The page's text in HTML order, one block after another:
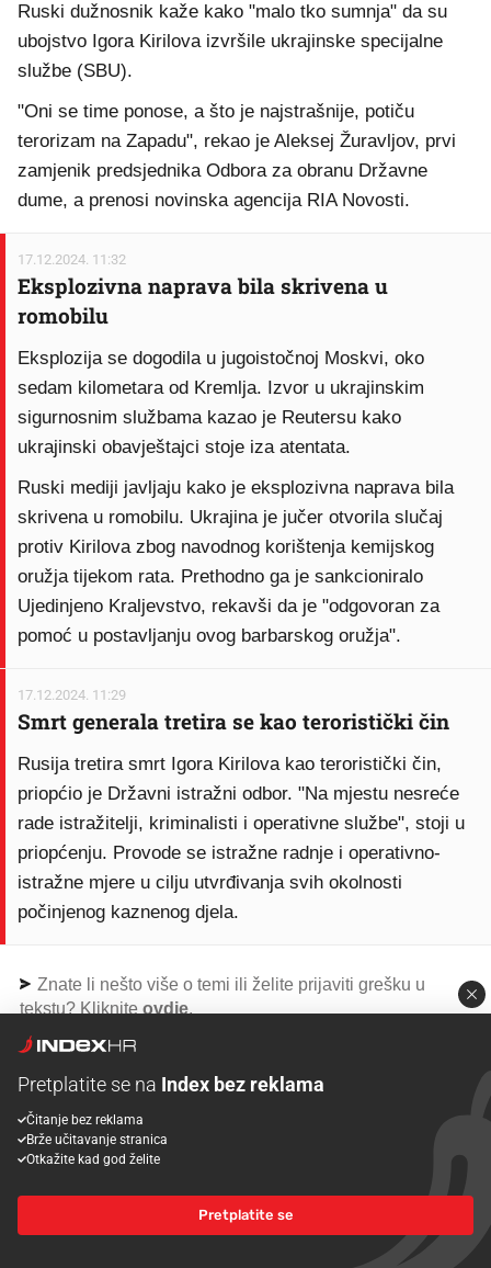
Ruski dužnosnik kaže kako "malo tko sumnja" da su
ubojstvo Igora Kirilova izvršile ukrajinske specijalne
službe (SBU).
"Oni se time ponose, a što je najstrašnije, potiču
terorizam na Zapadu", rekao je Aleksej Žuravljov, prvi
zamjenik predsjednika Odbora za obranu Državne
dume, a prenosi novinska agencija RIA Novosti.
17.12.2024. 11:32
Eksplozivna naprava bila skrivena u
romobilu
Eksplozija se dogodila u jugoistočnoj Moskvi, oko
sedam kilometara od Kremlja. Izvor u ukrajinskim
sigurnosnim službama kazao je Reutersu kako
ukrajinski obavještajci stoje iza atentata.
Ruski mediji javljaju kako je eksplozivna naprava bila
skrivena u romobilu. Ukrajina je jučer otvorila slučaj
protiv Kirilova zbog navodnog korištenja kemijskog
oružja tijekom rata. Prethodno ga je sankcioniralo
Ujedinjeno Kraljevstvo, rekavši da je "odgovoran za
pomoć u postavljanju ovog barbarskog oružja".
17.12.2024. 11:29
Smrt generala tretira se kao teroristički čin
Rusija tretira smrt Igora Kirilova kao teroristički čin,
priopćio je Državni istražni odbor. "Na mjestu nesreće
rade istražitelji, kriminalisti i operativne službe", stoji u
priopćenju. Provode se istražne radnje i operativno-
istražne mjere u cilju utvrđivanja svih okolnosti
počinjenog kaznenog djela.
Znate li nešto više o temi ili želite prijaviti grešku u
tekstu? Kliknite ovdje.
Imate važnu priču? Javite se na
klikomovdje. Atraktivne fotografije i videe plaćamo.
Pretplatite se na Index bez reklama
Čitanje bez reklama
Brže učitavanje stranica
Otkažite kad god želite
Pretplatite se